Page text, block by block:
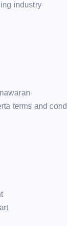
industry
terms and